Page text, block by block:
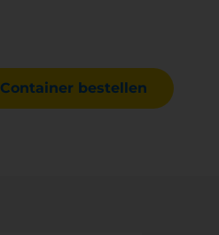
Container bestellen